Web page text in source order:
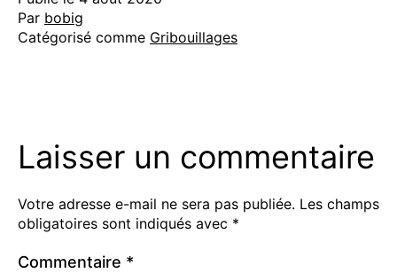
Par bobig
Catégorisé comme Gribouillages
Laisser un commentaire
Votre adresse e-mail ne sera pas publiée. Les champs
obligatoires sont indiqués avec *
Commentaire *